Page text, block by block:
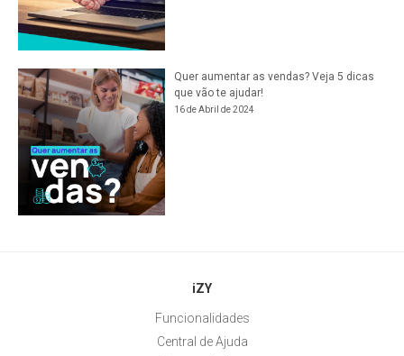
Quer aumentar as vendas? Veja 5 dicas
que vão te ajudar!
16 de Abril de 2024
iZY
Funcionalidades
Central de Ajuda